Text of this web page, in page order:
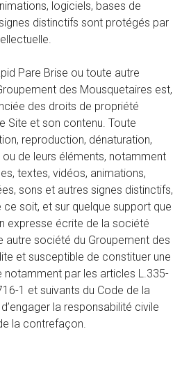
logiciels, bases de
distinctifs sont protégés par
Pare Brise ou toute autre
des Mousquetaires est,
des droits de propriété
Site et son contenu. Toute
reproduction, dénaturation,
de leurs éléments, notamment
textes, vidéos, animations,
sons et autres signes distinctifs,
soit, et sur quelque support que
expresse écrite de la société
autre société du Groupement des
et susceptible de constituer une
par les articles L.335-
1 et suivants du Code de la
la responsabilité civile
la contrefaçon.